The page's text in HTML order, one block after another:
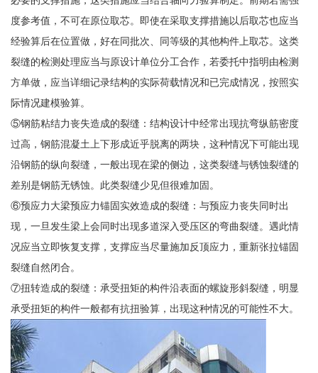
度参考值，不可在原位取芯。即使在采取支撑措施以后取芯也应当
经验算后在位置做，好在同批次、同等级的其他构件上取芯。这类
裂缝的检测处理应当与原设计单位分工合作，若委托中指明由检测
方单做，应当详细记录结构的实际荷载情况和已完成情况，按照实
际情况建模验算。
⑤钢筋粘结力丧失造成的裂缝：结构设计中经常出现抗弯纵筋密度
过高，钢筋混凝土上下形成近乎脱离的两块，这种情况下可能出现
沿钢筋的纵向裂缝，一般出现在梁的侧边，这类裂缝与锈蚀裂缝的
差别是钢筋无锈蚀。此类裂缝少见但很难加固。
⑥预应力大梁预应力锚固实效造成的裂缝：与预应力丧失同时出
现，一旦发生梁上会同时出现多道深入受压区的弯曲裂缝。遇此情
况应当立即恢复支撑，支撑应当尽量施加反顶应力，重新张拉锚固
裂缝自然闭合。
⑦扭转造成的裂缝：承受扭矩的构件沿表面的螺旋形斜裂缝，明显
承受扭矩的构件一般都有抗扭验算，出现这种情况的可能性不大。